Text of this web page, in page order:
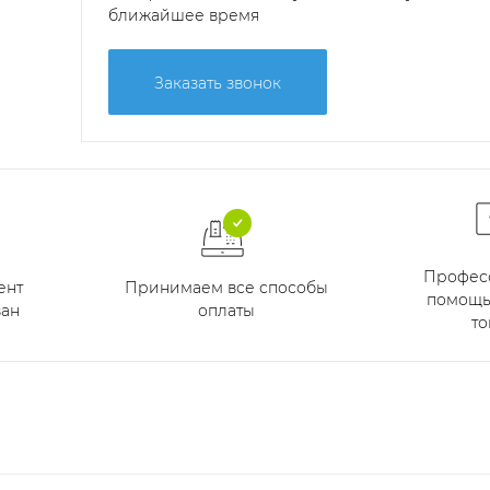
ближайшее время
Заказать звонок
Принимаем все способы
оплаты